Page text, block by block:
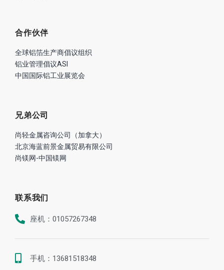
合作伙伴
全球铝箔生产商倡议组织
铝业管理倡议ASI
中国国际铝工业展览会
兄弟公司
尚轻金属咨询公司（加拿大）
北京海蓝前景金属贸易有限公司
尚镁网-中国镁网
联系我们
座机：01057267348
手机：13681518348